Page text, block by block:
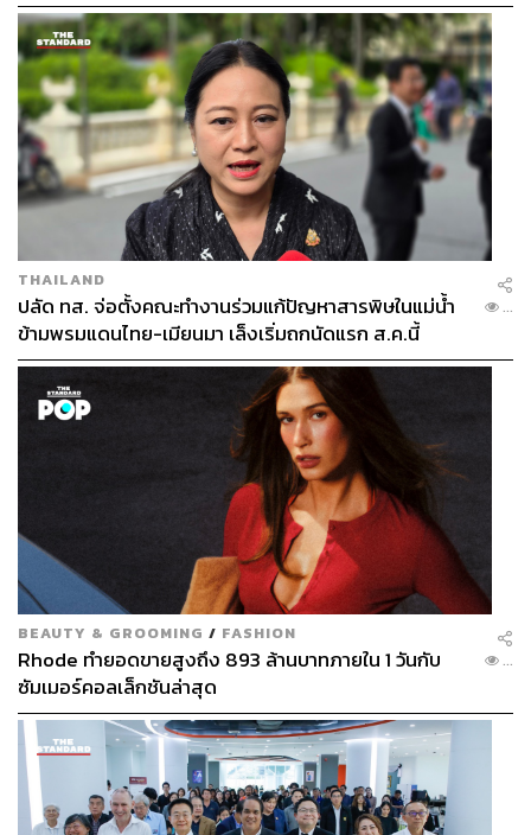
มิตรทาวน์ ออฟฟิศ ทาวเวอร์
“ตอนนี้ที่มิตรทาวน์ ออฟฟิศ ทาวเวอร์ จัดแบ่งแบ่งเป็นพื้นที่ให้
เช่าแบบ Core 70% และพื้นที่ทำเป็นสำนักงานแบบ Flex 30%
ซึ่งพื้นที่ Flex ในอาคารนี้ก็คือ Co-working Space JustCo
กับพื้นที่ห้องจัดประชุมสัมมนา Victor Club ส่วนอาคาร
สำนักงานอีก 4 แห่ง ได้แก่ เอฟวายไอ เซ็นเตอร์, สาทรสแคว
ร์, ปาร์คเวนเชอร์ และอาคารโกลเด้นแลนด์ จะทยอยปรับให้มี
พื้นที่ Flex ในอาคารเพิ่มขึ้น” โดยวางแผนให้บริการทั้ง 5
โครงการภายในปีนี้ คาดว่าการเพิ่มบริการนี้จะรักษาอัตราผู้
เช่าไว้ที่ 90%”
พิสูจน์อักษร: วรรษมล สิงหโกมล
สามารถติดตาม THE STANDARD WEALTH
ผ่านแอปพลิเคชันต่างๆ ที่คุณสะดวกหรือใช้งานอยู่แล้วได้เลย
THAILAND
ปลัด ทส. จ่อตั้งคณะทำงานร่วมแก้ปัญหาสารพิษในแม่น้ำ
ข้ามพรมแดนไทย-เมียนมา เล็งเริ่มถกนัดแรก ส.ค.นี้
...
BEAUTY & GROOMING / FASHION
Rhode ทำยอดขายสูงถึง 893 ล้านบาทภายใน 1 วันกับ
ซัมเมอร์คอลเล็กชันล่าสุด
...